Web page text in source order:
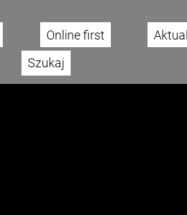
Online first
Szukaj